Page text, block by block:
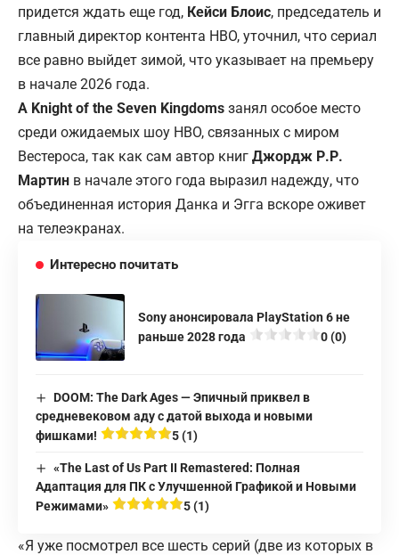
придется ждать еще год, Кейси Блоис, председатель и
главный директор контента HBO, уточнил, что сериал
все равно выйдет зимой, что указывает на премьеру
в начале 2026 года.
A Knight of the Seven Kingdoms занял особое место
среди ожидаемых шоу HBO, связанных с миром
Вестероса, так как сам автор книг Джордж Р.Р.
Мартин в начале этого года выразил надежду, что
объединенная история Данка и Эгга вскоре оживет
на телеэкранах.
Интересно почитать
Sony анонсировала PlayStation 6 не
раньше 2028 года
0 (0)
DOOM: The Dark Ages — Эпичный приквел в
средневековом аду с датой выхода и новыми
фишками!
5 (1)
«The Last of Us Part II Remastered: Полная
Адаптация для ПК с Улучшенной Графикой и Новыми
Режимами»
5 (1)
«Я уже посмотрел все шесть серий (две из которых в